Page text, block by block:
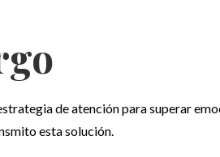
de atención para superar
esta solución.